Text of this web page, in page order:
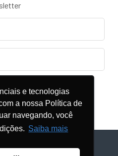
e tecnologias
a nossa Política de
navegando, você
Saiba mais
PRIVACIDADE